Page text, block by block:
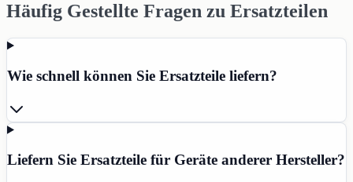
Häufig Gestellte Fragen zu Ersatzteilen
Wie schnell können Sie Ersatzteile liefern?
Liefern Sie Ersatzteile für Geräte anderer Hersteller?